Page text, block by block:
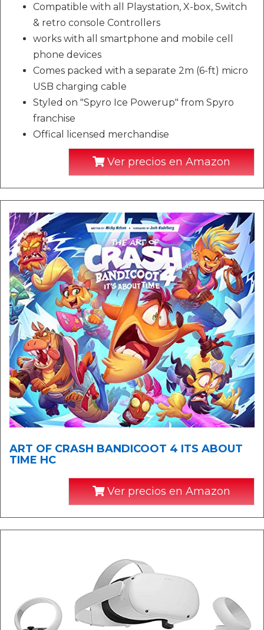
Compatible with all Playstation, X-box, Switch
& retro console Controllers
works with all smartphone and mobile cell
phone devices
Comes packed with a separate 2m (6-ft) micro
USB charging cable
Styled on "Spyro Ice Powerup" from Spyro
franchise
Offical licensed merchandise
Ver precios en Amazon
ART OF CRASH BANDICOOT 4 ITS ABOUT
TIME HC
Ver precios en Amazon